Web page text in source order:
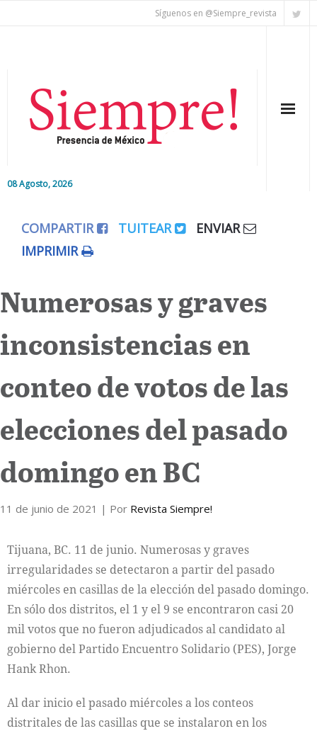
Síguenos en @Siempre_revista
08 Agosto, 2026
Editorial
Colaboradores
Internacional
Cultura
COMPARTIR TUITEAR
ENVIAR
IMPRIMIR
Numerosas y graves
inconsistencias en
conteo de votos de las
elecciones del pasado
domingo en BC
11 de junio de 2021 | Por Revista Siempre!
Tijuana, BC. 11 de junio. Numerosas y graves
irregularidades se detectaron a partir del pasado
miércoles en casillas de la elección del pasado domingo.
En sólo dos distritos, el 1 y el 9 se encontraron casi 20
mil votos que no fueron adjudicados al candidato al
gobierno del Partido Encuentro Solidario (PES), Jorge
Hank Rhon.
Al dar inicio el pasado miércoles a los conteos
distritales de las casillas que se instalaron en los